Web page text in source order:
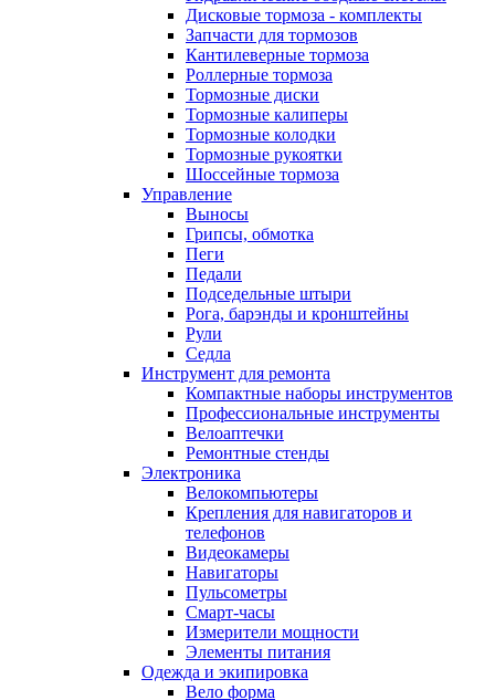
Дисковые тормоза - комплекты
Запчасти для тормозов
Кантилеверные тормоза
Роллерные тормоза
Тормозные диски
Тормозные калиперы
Тормозные колодки
Тормозные рукоятки
Шоссейные тормоза
Управление
Выносы
Грипсы, обмотка
Пеги
Педали
Подседельные штыри
Рога, барэнды и кронштейны
Рули
Седла
Инструмент для ремонта
Компактные наборы инструментов
Профессиональные инструменты
Велоаптечки
Ремонтные стенды
Электроника
Велокомпьютеры
Крепления для навигаторов и
телефонов
Видеокамеры
Навигаторы
Пульсометры
Смарт-часы
Измерители мощности
Элементы питания
Одежда и экипировка
Вело форма